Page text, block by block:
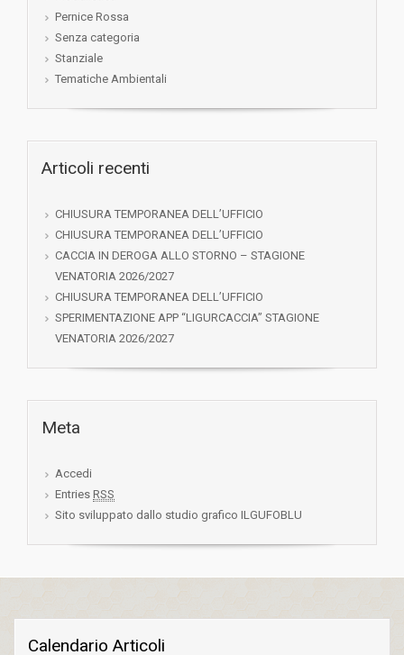
Pernice Rossa
Senza categoria
Stanziale
Tematiche Ambientali
Articoli recenti
CHIUSURA TEMPORANEA DELL’UFFICIO
CHIUSURA TEMPORANEA DELL’UFFICIO
CACCIA IN DEROGA ALLO STORNO – STAGIONE
VENATORIA 2026/2027
CHIUSURA TEMPORANEA DELL’UFFICIO
SPERIMENTAZIONE APP “LIGURCACCIA” STAGIONE
VENATORIA 2026/2027
Meta
Accedi
Entries RSS
Sito sviluppato dallo studio grafico ILGUFOBLU
Calendario Articoli